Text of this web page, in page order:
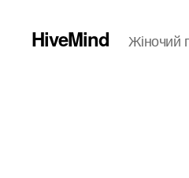
HiveMind Жіночий